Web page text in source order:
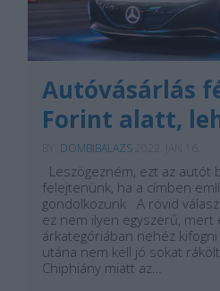
Autóvásárlás
Forint alatt,
DOMBIBALAZS
Leszögezném, ezt az autót
felejtenünk, ha a címben
gondolkozunk A rövid
ez nem ilyen egyszerű, mert
árkategóriában nehéz
utána nem kell jó sokat
Chiphiány miatt az…